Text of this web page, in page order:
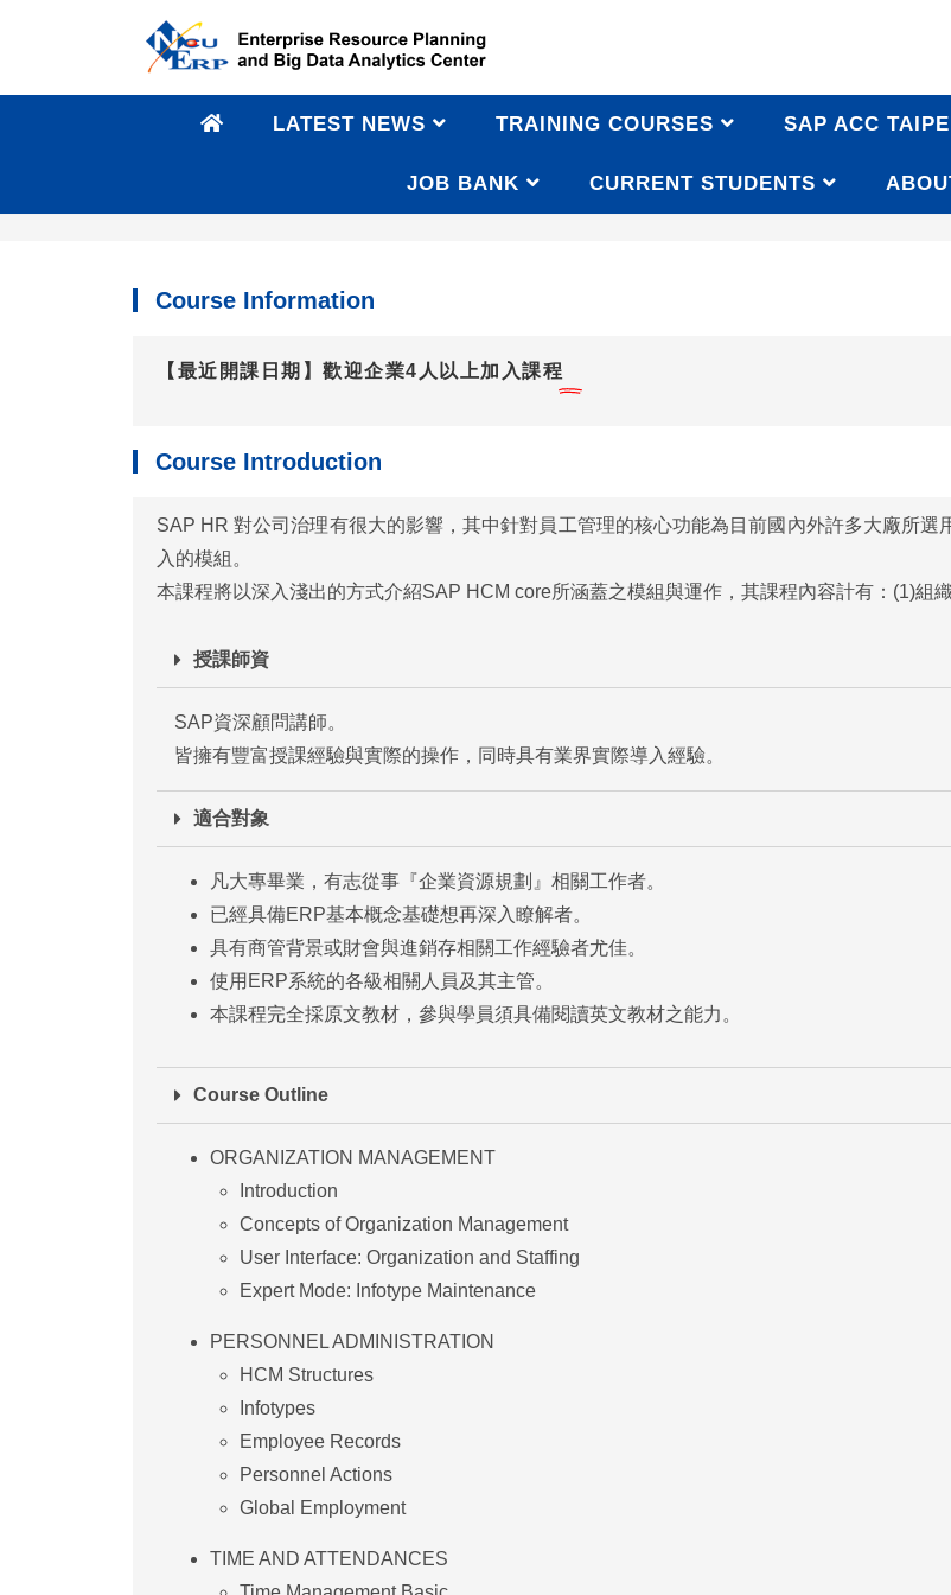
LATEST NEWS TRAINING COURSES SAP ACC
JOB BANK CURRENT STUDENTS
SAP HR Practical Course
Course Information
【最近開課日期】歡迎企業4人以上加入課程
Course Introduction
SAP HR 對公司治理有很大的影響，其中針對員工管理的核心功能為目前國內外許多大廠所
入的模組。
本課程將以深入淺出的方式介紹SAP HCM core所涵蓋之模組與運作，其課程內容計有：(1)組
授課師資
SAP資深顧問講師。
皆擁有豐富授課經驗與實際的操作，同時具有業界實際導入經驗。
適合對象
凡大專畢業，有志從事『企業資源規劃』相關工作者。
已經具備ERP基本概念基礎想再深入瞭解者。
具有商管背景或財會與進銷存相關工作經驗者尤佳。
使用ERP系統的各級相關人員及其主管。
本課程完全採原文教材，參與學員須具備閱讀英文教材之能力。
Course Outline
ORGANIZATION MANAGEMENT
Introduction
Concepts of Organization Management
User Interface: Organization and Staffing
Expert Mode: Infotype Maintenance
PERSONNEL ADMINISTRATION
HCM Structures
Infotypes
Employee Records
Personnel Actions
Global Employment
TIME AND ATTENDANCES